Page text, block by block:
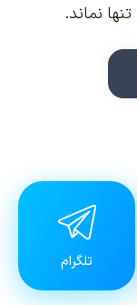
نماند.
تلگرام